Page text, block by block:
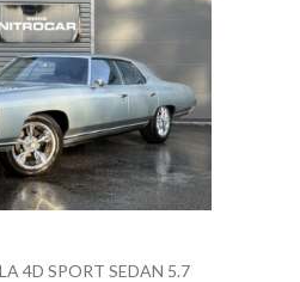
4D SPORT SEDAN 5.7